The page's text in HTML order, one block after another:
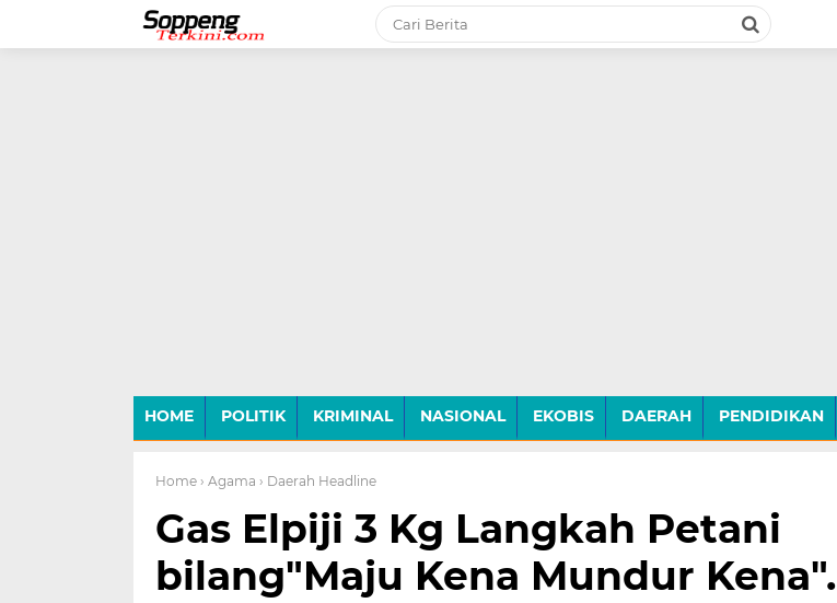
HOME POLITIK KRIMINAL NASIONAL EKOBIS DAERAH PENDIDIKAN
Home › Agama › Daerah Headline
Gas Elpiji 3 Kg Langkah Petani
bilang"Maju Kena Mundur Kena".